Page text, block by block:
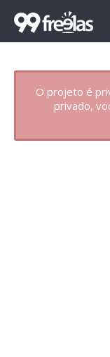
O projeto é
privado,